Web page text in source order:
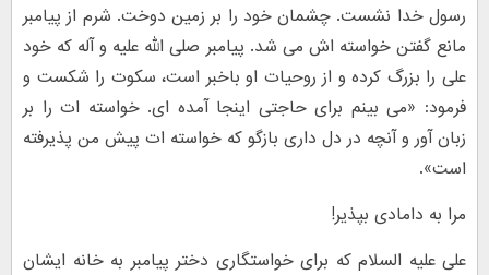
رسول خدا نشست. چشمان خود را بر زمین دوخت. شرم از پیامبر
مانع گفتن خواسته اش می شد. پیامبر صلی الله علیه و آله که خود
علی را بزرگ کرده و از روحیات او باخبر است، سکوت را شکست و
فرمود: «می بینم برای حاجتی اینجا آمده ای. خواسته ات را بر
زبان آور و آنچه در دل داری بازگو که خواسته ات پیش من پذیرفته
است».
مرا به دامادی بپذیر!
علی علیه السلام که برای خواستگاری دختر پیامبر به خانه ایشان